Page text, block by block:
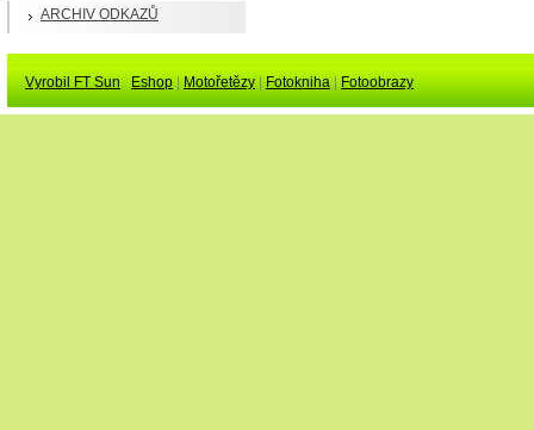
ARCHIV ODKAZŮ
Vyrobil FT Sun Eshop Motořetězy Fotokniha Fotoobrazy